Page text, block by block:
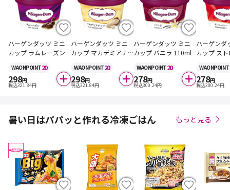
ハーゲンダッツ ミニ
カップ ラムレーズン 1
WAONPOINT20
298円
税込321.84円
ハーゲンダッツ ミニ
カップ マカデミアナ
WAONPOINT20
298円
税込321.84円
ハーゲンダッツ ミニ
カップ バニラ 110ml
WAONPOINT20
278円
税込300.24円
ハーゲンダ
カップ ス
WAONPOINT
278円
税込300.24円
暑い日はパパッと作れる冷凍ごはん もっと見る